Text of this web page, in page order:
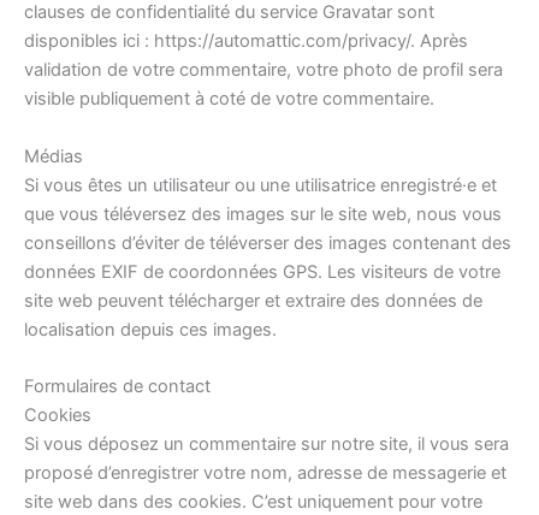
clauses de confidentialité du service Gravatar sont
disponibles ici : https://automattic.com/privacy/. Après
validation de votre commentaire, votre photo de profil sera
visible publiquement à coté de votre commentaire.
Médias
Si vous êtes un utilisateur ou une utilisatrice enregistré·e et
que vous téléversez des images sur le site web, nous vous
conseillons d’éviter de téléverser des images contenant des
données EXIF de coordonnées GPS. Les visiteurs de votre
site web peuvent télécharger et extraire des données de
localisation depuis ces images.
Formulaires de contact
Cookies
Si vous déposez un commentaire sur notre site, il vous sera
proposé d’enregistrer votre nom, adresse de messagerie et
site web dans des cookies. C’est uniquement pour votre